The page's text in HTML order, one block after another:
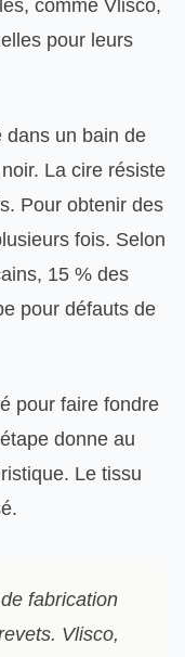
comme Vlisco,
pour leurs
dans un bain de
La cire résiste
Pour obtenir des
fois. Selon
15 % des
pour défauts de
pour faire fondre
donne au
Le tissu
fabrication
Vlisco,